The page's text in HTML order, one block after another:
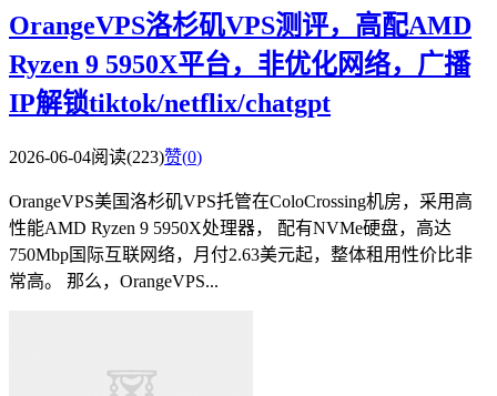
OrangeVPS洛杉矶VPS测评，高配AMD
Ryzen 9 5950X平台，非优化网络，广播
IP解锁tiktok/netflix/chatgpt
2026-06-04阅读(223)赞(0)
OrangeVPS美国洛杉矶VPS托管在ColoCrossing机房，采用高
性能AMD Ryzen 9 5950X处理器， 配有NVMe硬盘，高达
750Mbp国际互联网络，月付2.63美元起，整体租用性价比非
常高。 那么，OrangeVPS...